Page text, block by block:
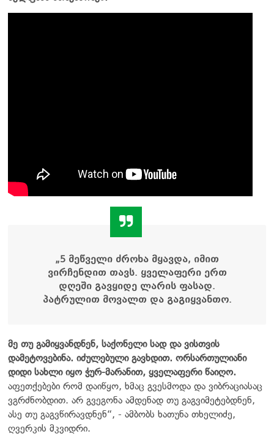
„5 მეწველი ძროხა მყავდა, იმით
ვირჩენდით თავს. ყველაფერი ერთ
დღეში გავყიდე ლარის ფასად.
პატრულით მოვალთ და გაგიყვანთო.
მე თუ გამიყვანდნენ, საქონელი სად და ვისთვის
დამეტოვებინა. იძულებული გავხდით. ორსართულიანი
დიდი სახლი იყო ჭურ-მარანით, ყველაფერი წაიღო.
აფეთქებები რომ დაიწყო, ხმაც გვესმოდა და ვიბრაციასაც
ვგრძნობდით. არ გვეგონა ამდენად თუ გაგვიმეტებდნენ,
ასე თუ გაგვწირავდნენ“, - ამბობს ხათუნა თხელიძე,
ღვერკის მკვიდრი.